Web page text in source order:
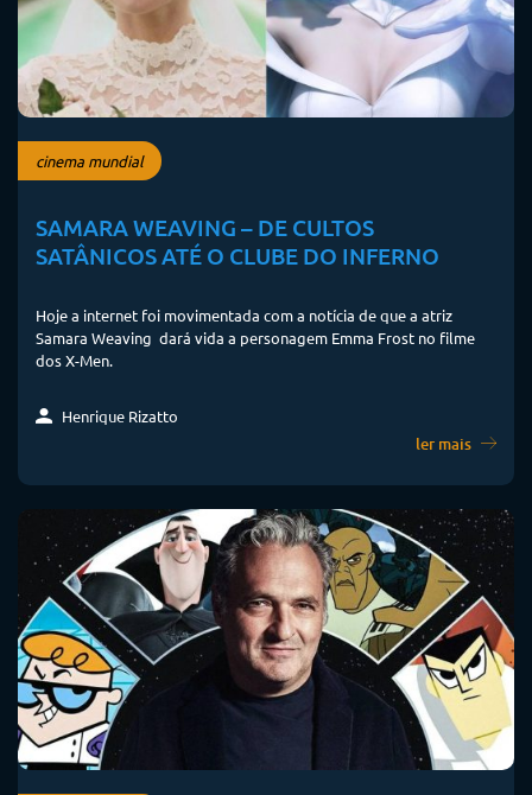
cinema mundial
SAMARA WEAVING – DE CULTOS
SATÂNICOS ATÉ O CLUBE DO INFERNO
Hoje a internet foi movimentada com a notícia de que a atriz
Samara Weaving dará vida a personagem Emma Frost no filme
dos X-Men.
Henrique Rizatto
ler mais